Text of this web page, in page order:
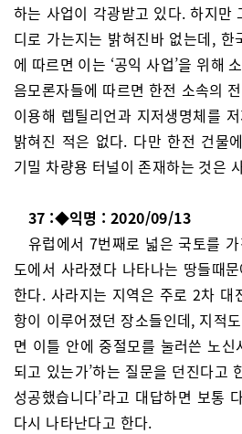
하는 사업이 각광받고 있다. 하지만
디로 가는지는 밝혀진바 없는데,
에 따르면 이는 ‘공익 사업’을 위해
음모론자들에 따르면 한전 소속의
이용해 렙틸리언과 지저생명체를
밝혀진 적은 없다. 다만 한전 건물
기밀 차량용 터널이 존재하는 것은
37 :◆익명 : 2020/09/13
유럽에서 7번째로 넓은 국토를
도에서 사라졌다 나타나는 땅들때
한다. 사라지는 지역은 주로 2차 대
항이 이루어졌던 장소들인데, 지적
면 이틀 안에 중절모를 눌러쓴 노신
되고 있는가’하는 질문을 던진다고
성공했습니다’라고 대답하면 보통
다시 나타난다고 한다.